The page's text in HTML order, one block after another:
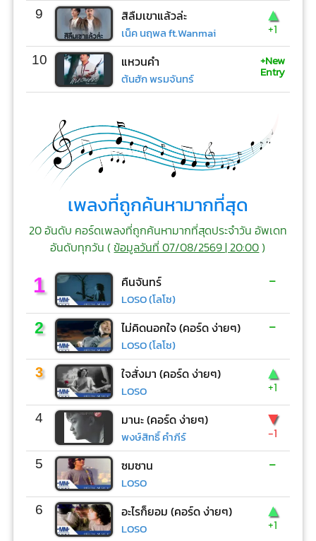
9 สิลืมเขาแล้วล่ะ
เน็ค นฤพล ft.Wanmai
▲
+1
10 แหวนคำ
ต้นฮัก พรมจันทร์
+New
Entry
เพลงที่ถูกค้นหามากที่สุด
20 อันดับ คอร์ดเพลงที่ถูกค้นหามากที่สุดประจำวัน อัพเดท
อันดับทุกวัน (ข้อมูลวันที่ 07/08/2569 | 20:00)
1 คืนจันทร์
LOSO (โลโซ)
-
2 ไม่คิดนอกใจ (คอร์ด ง่ายๆ)
LOSO (โลโซ)
-
3 ใจสั่งมา (คอร์ด ง่ายๆ)
LOSO
▲
+1
4 มานะ (คอร์ด ง่ายๆ)
พงษ์สิทธิ์ คำภีร์
▼
-1
5 ซมซาน
LOSO
-
6 อะไรก็ยอม (คอร์ด ง่ายๆ)
LOSO
▲
+1